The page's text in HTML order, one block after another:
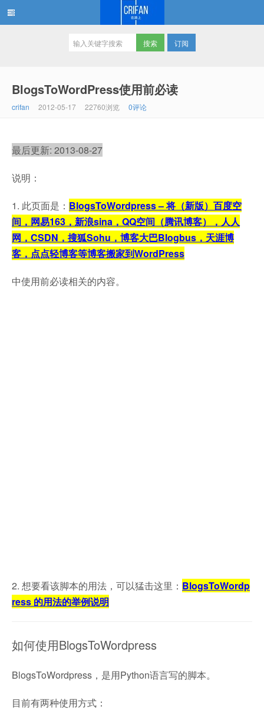
订阅
BlogsToWordPress使用前必读
crifan 2012-05-17 22760浏览 0评论
最后更新: 2013-08-27
说明：
1. 此页面是： BlogsToWordpress – 将（新版）百度空
间，网易163，新浪sina，QQ空间（腾讯博客），人人
网，CSDN，搜狐Sohu，博客大巴Blogbus，天涯博
客，点点轻博客等博客搬家到WordPress
中使用前必读相关的内容。
2. 想要看该脚本的用法，可以猛击这里： BlogsToWordp
ress 的用法的举例说明
如何使用BlogsToWordpress
BlogsToWordpress，是用Python语言写的脚本。
目前有两种使用方式：